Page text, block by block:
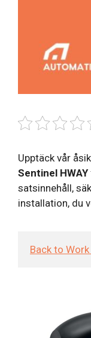
Upptäck vår
Sentinel HWAY
satsinnehåll,
installation, du
Back to